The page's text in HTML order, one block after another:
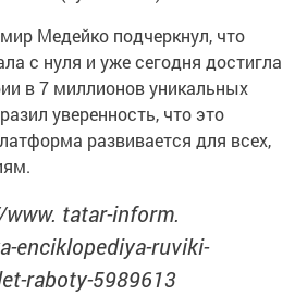
Медейко подчеркнул, что
с нуля и уже сегодня достигла
в 7 миллионов уникальных
уверенность, что это
развивается для всех,
tatar-inform.
enciklopediya-ruviki-
raboty-5989613